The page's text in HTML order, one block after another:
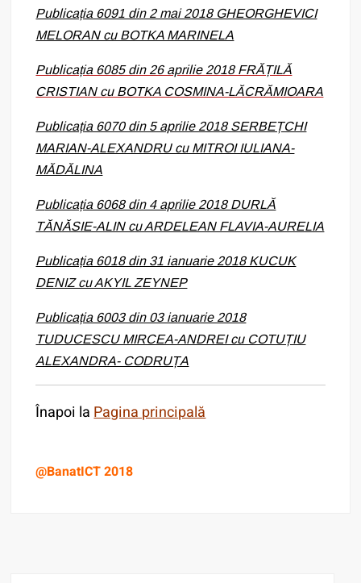
Publicația 6091 din 2 mai 2018 GHEORGHEVICI
MELORAN cu BOTKA MARINELA
Publicația 6085 din 26 aprilie 2018 FRĂȚILĂ
CRISTIAN cu BOTKA COSMINA-LĂCRĂMIOARA
Publicația 6070 din 5 aprilie 2018 SERBEȚCHI
MARIAN-ALEXANDRU cu MITROI IULIANA-
MĂDĂLINA
Publicația 6068 din 4 aprilie 2018 DURLĂ
TĂNĂSIE-ALIN cu ARDELEAN FLAVIA-AURELIA
Publicația 6018 din 31 ianuarie 2018 KUCUK
DENIZ cu AKYIL ZEYNEP
Publicația 6003 din 03 ianuarie 2018
TUDUCESCU MIRCEA-ANDREI cu COTUȚIU
ALEXANDRA- CODRUȚA
Înapoi la Pagina principală
@BanatICT 2018